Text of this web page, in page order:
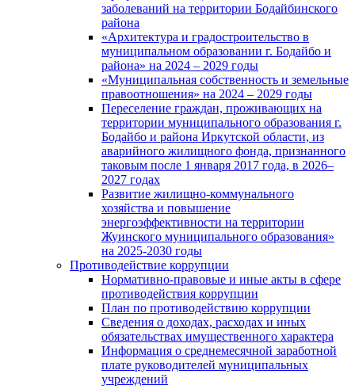
заболеваний на территории Бодайбинского
района
«Архитектура и градостроительство в
муниципальном образовании г. Бодайбо и
района» на 2024 – 2029 годы
«Муниципальная собственность и земельные
правоотношения» на 2024 – 2029 годы
Переселение граждан, проживающих на
территории муниципального образования г.
Бодайбо и района Иркутской области, из
аварийного жилищного фонда, признанного
таковым после 1 января 2017 года, в 2026–
2027 годах
Развитие жилищно-коммунального
хозяйства и повышение
энергоэффективности на территории
Жуинского муниципального образования»
на 2025-2030 годы
Противодействие коррупции
Нормативно-правовые и иные акты в сфере
противодействия коррупции
План по противодействию коррупции
Сведения о доходах, расходах и иных
обязательствах имущественного характера
Информация о среднемесячной заработной
плате руководителей муниципальных
учреждений